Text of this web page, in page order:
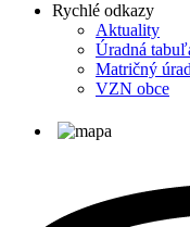
Rychlé odkazy
Aktuality
Úradná
Matričný
VZN obce